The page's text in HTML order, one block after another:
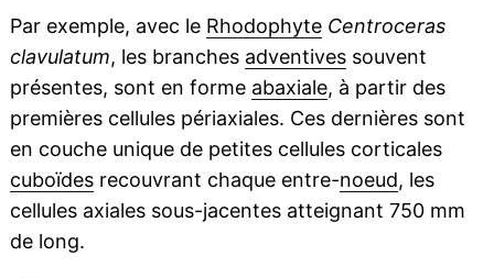
Par exemple, avec le Rhodophyte Centroceras
clavulatum, les branches adventivessouvent
présentes, sont en forme abaxiale, à partir des
premières cellules périaxiales. Ces dernières sont
en couche unique de petites cellules corticales
cuboïdesrecouvrant chaque entre-noeud, les
cellules axiales sous-jacentes atteignant 750 mm
de long.